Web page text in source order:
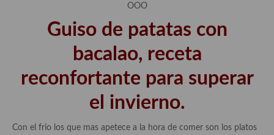
OOO
Guiso de patatas con
bacalao, receta
reconfortante para superar
el invierno.
Con el frio los que mas apetece a la hora de comer son los platos